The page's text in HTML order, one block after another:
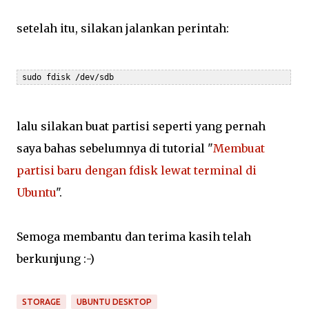
setelah itu, silakan jalankan perintah:
sudo fdisk /dev/sdb
lalu silakan buat partisi seperti yang pernah
saya bahas sebelumnya di tutorial "Membuat
partisi baru dengan fdisk lewat terminal di
Ubuntu".
Semoga membantu dan terima kasih telah
berkunjung :-)
STORAGE UBUNTU DESKTOP